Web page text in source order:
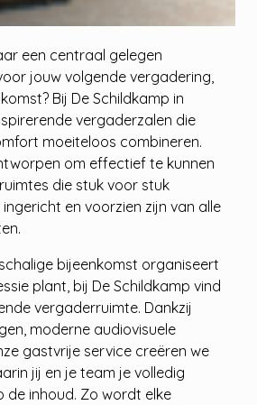
een centraal gelegen
jouw volgende vergadering,
Bij De Schildkamp in
vergaderzalen die
moeiteloos combineren.
om effectief te kunnen
die stuk voor stuk
en voorzien zijn van alle
bijeenkomst organiseert
plant, bij De Schildkamp vind
vergaderruimte. Dankzij
moderne audiovisuele
gastvrije service creëren we
jij en je team je volledig
de inhoud. Zo wordt elke